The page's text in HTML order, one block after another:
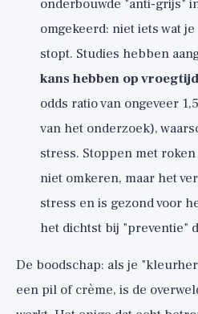
onderbouwde "anti-grijs"
omgekeerd: niet iets wat
stopt. Studies hebben
kans hebben op
odds ratio van ongeveer
van het onderzoek),
stress. Stoppen met
niet omkeren, maar het
stress en is gezond voor
het dichtst bij "preventie"
De boodschap: als je
een pil of crème, is de